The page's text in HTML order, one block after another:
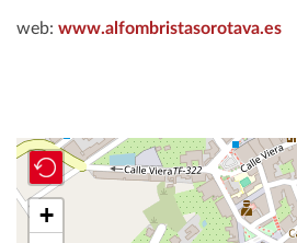
web: www.alfombristasorotava.es
+